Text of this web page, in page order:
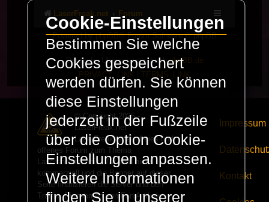
LaserFreak.net Forum
Powered byphpBB® Forum Software © phpBB
Limited
Deutsche Übersetzung durchphpBB.de
PRIVACY_LINK
TERMS_LINK
© Copyright 2025 -
LaserFreak.net
LaserFreak ist ein freies und
offenes Forum zum Thema
Lasershowtechnik. Wir sind nicht
kommerziell und die Banner auf dieser
Seite finanzieren die Server und den
Traffic. Einnahmen von Fan Artikeln
Impressum
Kontakt
Cookie-Einstellungen
Bestimmen Sie welche
Cookies gespeichert
werden dürfen. Sie können
diese Einstellungen
jederzeit in der Fußzeile
über die Option Cookie-
Einstellungen anpassen.
Weitere Informationen
finden Sie in unserer